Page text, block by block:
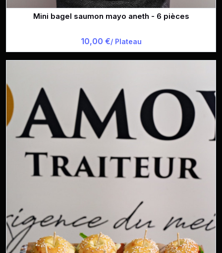
Mini bagel saumon mayo aneth - 6 pièces
10,00 €/ Plateau